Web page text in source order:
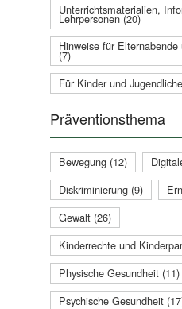
Unterrichtsmaterialien,
Lehrpersonen (20)
Hinweise für
(7)
Für Kinder und
Präventionsthema
Bewegung (12)
Diskriminierung (9)
Gewalt (26)
Kinderrechte und
Physische Gesundheit (11)
Psychische Gesundheit